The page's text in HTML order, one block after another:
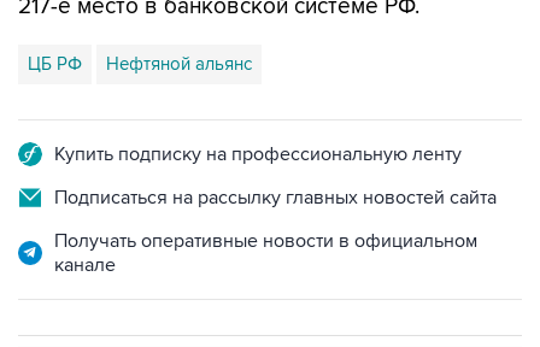
ЦБ РФ Нефтяной альянс
Подписаться на рассылку главных новостей сайта
Получать оперативные новости в официальном